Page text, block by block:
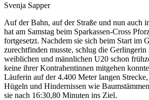
Svenja Sapper
Auf der Bahn, auf der Straße und nun auch
hat am Samstag beim Sparkassen-Cross
fortgesetzt. Nachdem sie sich beim Start im
zurechtfinden musste, schlug die Gerlingerin
weiblichen und männlichen U20 schon
keine ihrer Kontrahentinnen mitgehen
Läuferin auf der 4.400 Meter langen
Hügeln und Hindernissen wie
sie nach 16:30,80 Minuten ins Ziel.